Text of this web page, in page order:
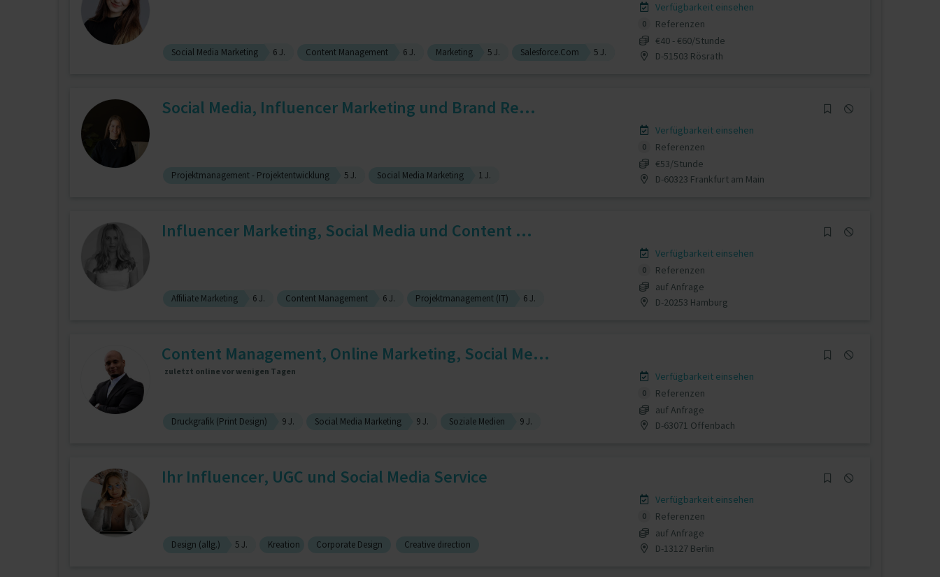
Social Media Marketing 6 J. Content Management 6 J. Marketing 5 J. Salesforce.Com 5 J.
Verfügbarkeit einsehen
0
Referenzen
€40 - €60/Stunde
D-51503 Rösrath
Social Media, Influencer Marketing und Brand Re...
Projektmanagement - Projektentwicklung 5 J. Social Media Marketing 1 J.
Verfügbarkeit einsehen
0
Referenzen
€53/Stunde
D-60323 Frankfurt am Main
Influencer Marketing, Social Media und Content ...
Affiliate Marketing 6 J. Content Management 6 J. Projektmanagement (IT) 6 J.
Verfügbarkeit einsehen
0
Referenzen
auf Anfrage
D-20253 Hamburg
Content Management, Online Marketing, Social Me...
zuletzt online vor wenigen Tagen
Druckgrafik (Print Design) 9 J. Social Media Marketing 9 J. Soziale Medien 9 J.
Verfügbarkeit einsehen
0
Referenzen
auf Anfrage
D-63071 Offenbach
Ihr Influencer, UGC und Social Media Service
Design (allg.) 5 J. Kreation Corporate Design Creative direction
Verfügbarkeit einsehen
0
Referenzen
auf Anfrage
D-13127 Berlin